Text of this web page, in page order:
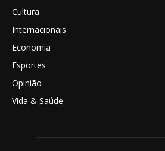
Cultura
Internacionais
Economia
Esportes
Opinião
Vida & Saúde